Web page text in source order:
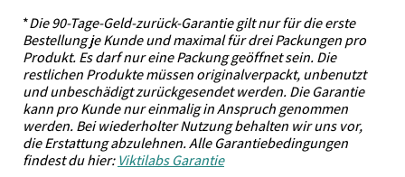
*Die 90-Tage-Geld-zurück-Garantie gilt nur für die erste
Bestellung je Kunde und maximal für drei Packungen pro
Produkt. Es darf nur eine Packung geöffnet sein. Die
restlichen Produkte müssen originalverpackt, unbenutzt
und unbeschädigt zurückgesendet werden. Die Garantie
kann pro Kunde nur einmalig in Anspruch genommen
werden. Bei wiederholter Nutzung behalten wir uns vor,
die Erstattung abzulehnen. Alle Garantiebedingungen
findest du hier:Viktilabs Garantie